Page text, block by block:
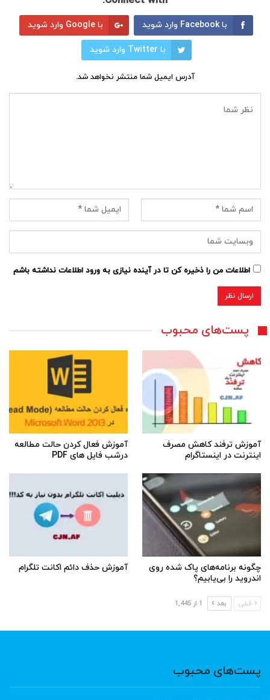
با Facebook وارد شوید با Google وارد شوید
با Twitter وارد شوید
آدرس ایمیل شما منتشر نخواهد شد.
اطلاعات من را ذخیره کن تا در آینده نیازی به ورود اطلاعات نداشته باشم
پست‌های محبوب
آموزش ترفند کاهش مصرف
اینترنت در اینستاگرام
آموزش فعال کردن حالت مطالعه
درشب فایل های PDF
چگونه برنامه‌های پاک شده روی
اندروید را بی‌یابیم؟
آموزش حذف دائم اکانت تلگرام
قبلی بعد 1 از 1,445
پست‌های محبوب